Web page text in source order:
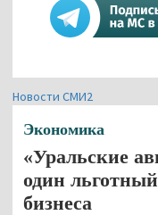
Новости СМИ2
Экономика
«Уральские
один
бизнеса